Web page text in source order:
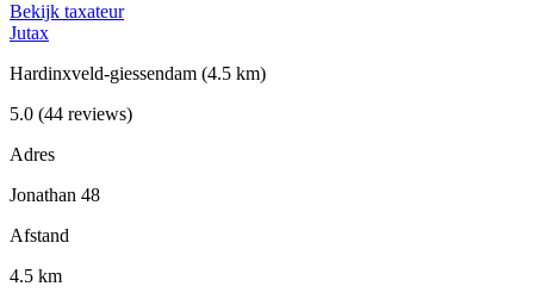
Bekijk taxateur
Jutax
Hardinxveld-giessendam (4.5 km)
5.0 (44 reviews)
Adres
Jonathan 48
Afstand
4.5 km